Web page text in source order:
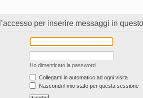
per inserire messaggi in
Ho dimenticato la password
Collegami in automatico ad ogni visita
Nascondi il mio stato per questa sessione